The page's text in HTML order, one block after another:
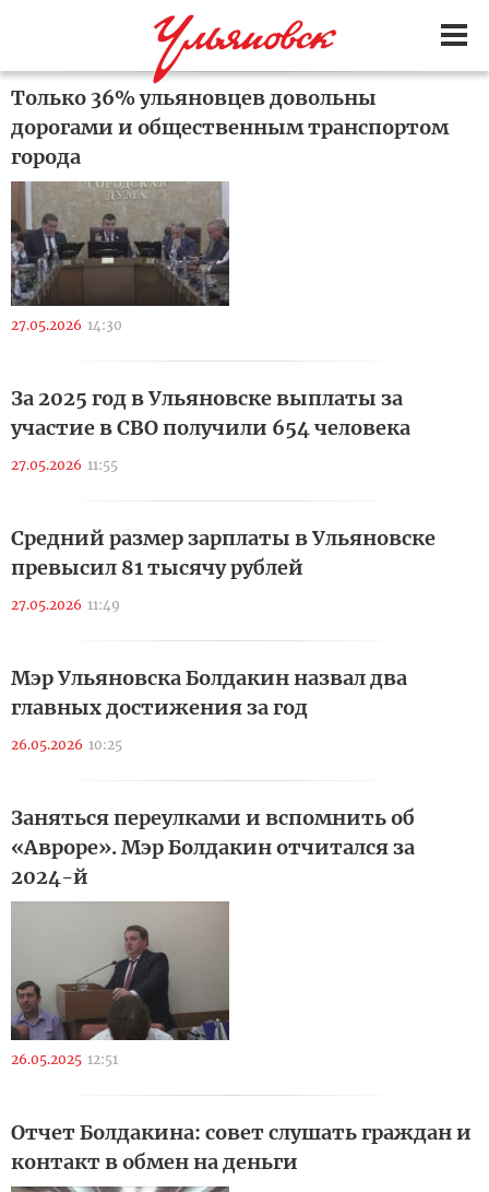
Только 36% ульяновцев довольны
дорогами и общественным транспортом
города
27.05.2026 14:30
За 2025 год в Ульяновске выплаты за
участие в СВО получили 654 человека
27.05.2026 11:55
Средний размер зарплаты в Ульяновске
превысил 81 тысячу рублей
27.05.2026 11:49
Мэр Ульяновска Болдакин назвал два
главных достижения за год
26.05.2026 10:25
Заняться переулками и вспомнить об
«Авроре». Мэр Болдакин отчитался за
2024-й
26.05.2025 12:51
Отчет Болдакина: совет слушать граждан и
контакт в обмен на деньги